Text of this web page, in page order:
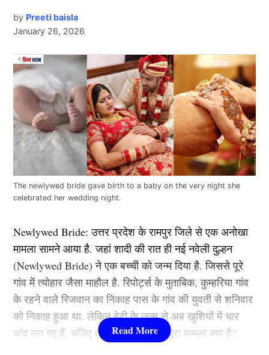
by Preeti baisla
January 26, 2026
The newlywed bride gave birth to a baby on the very night she
celebrated her wedding night.
Newlywed Bride:उत्तर प्रदेश के रामपुर जिले से एक अनोखा
मामला सामने आया है. जहां शादी की रात ही नई नवेली दुल्हन
(Newlywed Bride)ने एक बच्ची को जन्म दिया है. जिससे पूरे
गांव में त्योहार जैसा माहौल है. रिपोर्ट्स के मुताबिक, कुम्हरिया गांव
के रहने वाले रिजवान का निकाह पास के गांव की युवती से शनिवार
को निकाह हुआ था. लेकिन बेटी के जन्म से अब खुशियों में चार
चांद लग गए हैं. चलिए तो जानते हैं आखिर पूरा मामला क्या है?